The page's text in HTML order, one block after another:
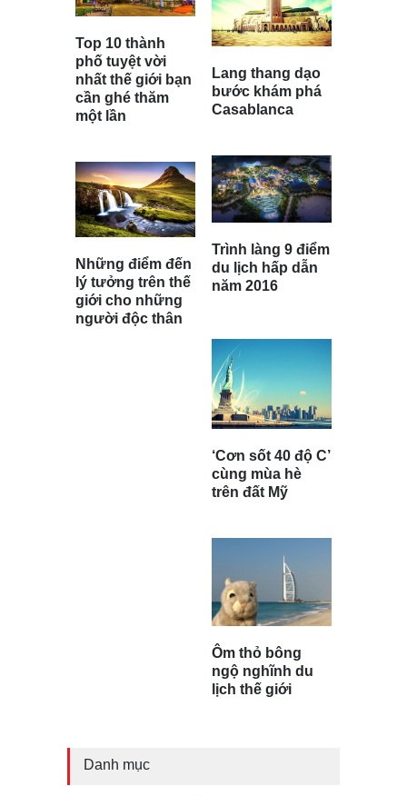
Top 10 thành
phố tuyệt vời
nhất thế giới bạn
cần ghé thăm
một lần
Những điểm đến
lý tưởng trên thế
giới cho những
người độc thân
Lang thang dạo
bước khám phá
Casablanca
Trình làng 9 điểm
du lịch hấp dẫn
năm 2016
‘Cơn sốt 40 độ C’
cùng mùa hè
trên đất Mỹ
Ôm thỏ bông
ngộ nghĩnh du
lịch thế giới
Danh mục